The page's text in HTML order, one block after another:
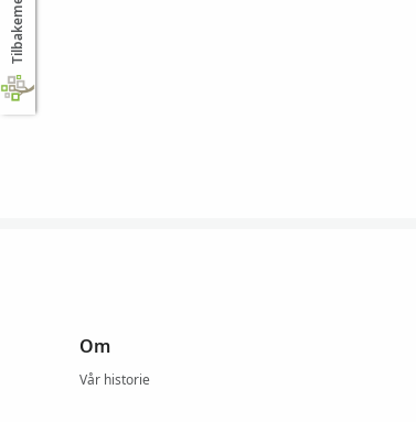
Om
Vår historie